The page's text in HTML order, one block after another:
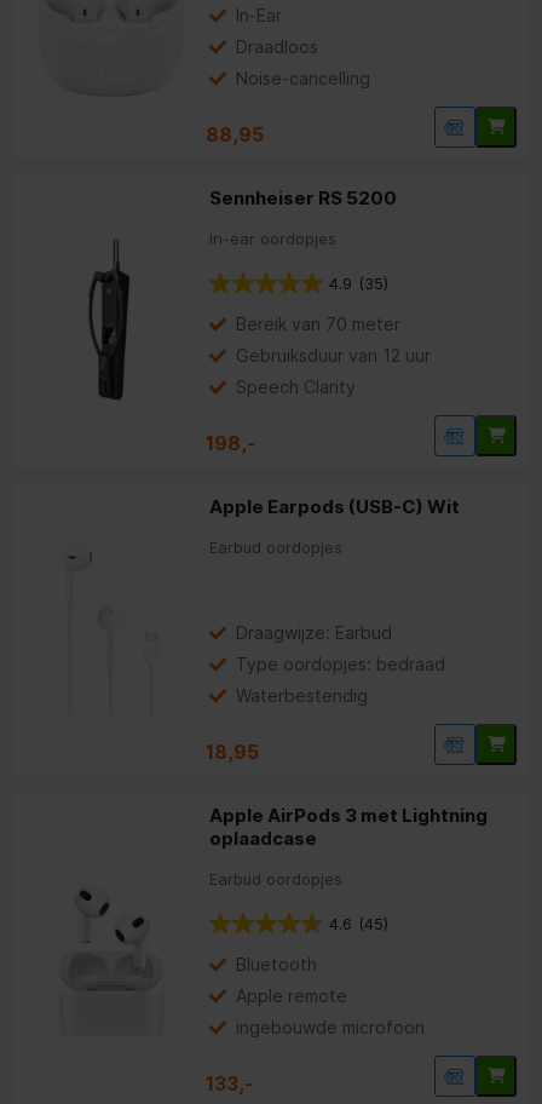
In-Ear
Draadloos
Noise-cancelling
88,95
Sennheiser RS 5200
In-ear oordopjes
4.9 (35)
Bereik van 70 meter
Gebruiksduur van 12 uur
Speech Clarity
198,-
Apple Earpods (USB-C) Wit
Earbud oordopjes
Draagwijze: Earbud
Type oordopjes: bedraad
Waterbestendig
18,95
Apple AirPods 3 met Lightning
oplaadcase
Earbud oordopjes
4.6 (45)
Bluetooth
Apple remote
ingebouwde microfoon
133,-